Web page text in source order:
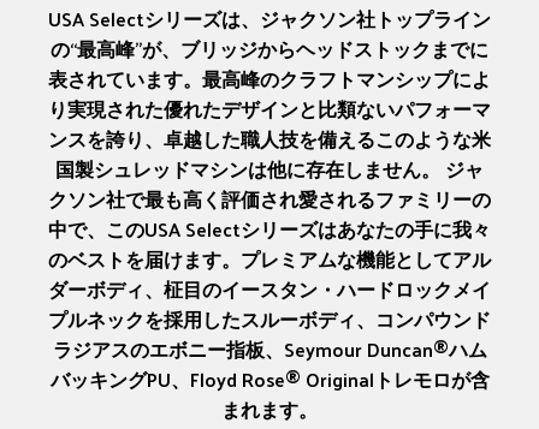
USA Selectシリーズは、ジャクソン社トップライン
の“最高峰”が、ブリッジからヘッドストックまでに
表されています。最高峰のクラフトマンシップによ
り実現された優れたデザインと比類ないパフォーマ
ンスを誇り、卓越した職人技を備えるこのような米
国製シュレッドマシンは他に存在しません。 ジャ
クソン社で最も高く評価され愛されるファミリーの
中で、このUSA Selectシリーズはあなたの手に我々
のベストを届けます。プレミアムな機能としてアル
ダーボディ、柾目のイースタン・ハードロックメイ
プルネックを採用したスルーボディ、コンパウンド
ラジアスのエボニー指板、Seymour Duncan®ハム
バッキングPU、Floyd Rose® Originalトレモロが含
まれます。